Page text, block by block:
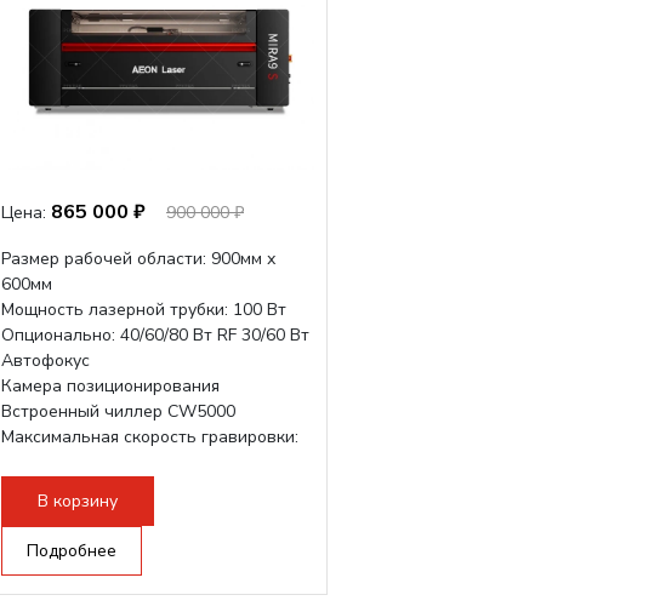
Цена: 865 000 ₽
900 000 ₽
Размер рабочей области: 900мм х
600мм
Мощность лазерной трубки: 100 Вт
Опционально: 40/60/80 Вт RF 30/60 Вт
Автофокус
Камера позиционирования
Встроенный чиллер CW5000
Максимальная скорость гравировки:
В корзину
Подробнее